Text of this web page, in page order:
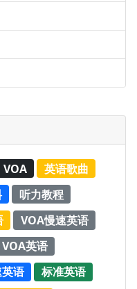
VOA
英语歌曲
听力教程
VOA慢速英语
VOA英语
语 标准英语